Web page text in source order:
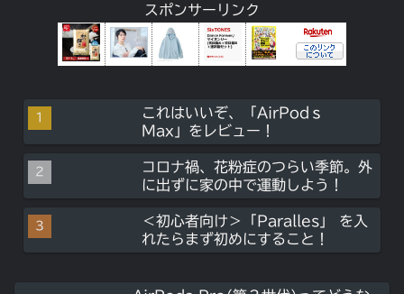
スポンサーリンク
これはいいぞ、「AirPodｓ
Max」をレビュー！
コロナ禍、花粉症のつらい季節。外
に出ずに家の中で運動しよう！
＜初心者向け＞「Paralles」 を入
れたらまず初めにすること！